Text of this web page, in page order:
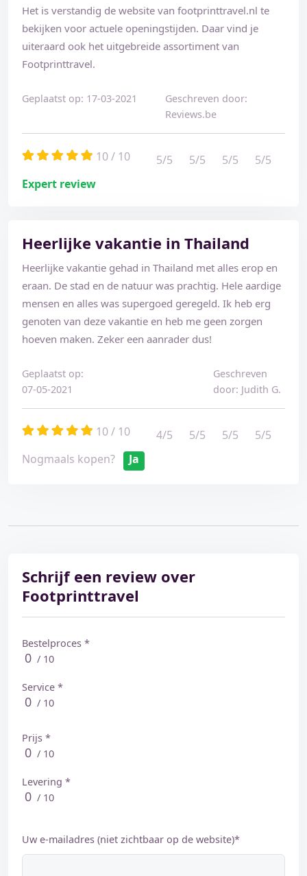
Het is verstandig de website van footprinttravel.nl te
bekijken voor actuele openingstijden. Daar vind je
uiteraard ook het uitgebreide assortiment van
Footprinttravel.
Geplaatst op: 17-03-2021
Geschreven door:
Reviews.be
10 / 10 5/5 5/5 5/5
5/5
Expert review
Heerlijke vakantie in Thailand
Heerlijke vakantie gehad in Thailand met alles erop en
eraan. De stad en de natuur was prachtig. Hele aardige
mensen en alles was supergoed geregeld. Ik heb erg
genoten van deze vakantie en heb me geen zorgen
hoeven maken. Zeker een aanrader dus!
Geplaatst op:
07-05-2021
Geschreven
door: Judith G.
10 / 10 4/5 5/5 5/5
5/5
Nogmaals kopen?
Ja
Schrijf een review over
Footprinttravel
Bestelproces *
0 / 10
Service *
0 / 10
Prijs *
0 / 10
Levering *
0 / 10
Uw e-mailadres (niet zichtbaar op de website)*